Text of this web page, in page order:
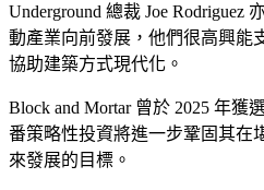
Underground 總裁 Joe Rodriguez
動產業向前發展，他們很高興能
協助建築方式現代化。
Block and Mortar 曾於 2025 年獲
番策略性投資將進一步鞏固其在
來發展的目標。